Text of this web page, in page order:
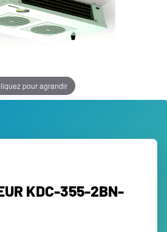
pour agrandir
KDC-355-2BN-